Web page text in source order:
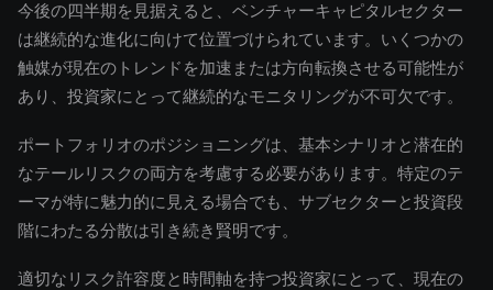
今後の四半期を見据えると、ベンチャーキャピタルセクター
は継続的な進化に向けて位置づけられています。いくつかの
触媒が現在のトレンドを加速または方向転換させる可能性が
あり、投資家にとって継続的なモニタリングが不可欠です。
ポートフォリオのポジショニングは、基本シナリオと潜在的
なテールリスクの両方を考慮する必要があります。特定のテ
ーマが特に魅力的に見える場合でも、サブセクターと投資段
階にわたる分散は引き続き賢明です。
適切なリスク許容度と時間軸を持つ投資家にとって、現在の